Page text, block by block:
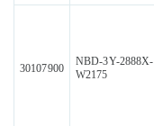
30107900
NBD-3Y-2888X-
W2175